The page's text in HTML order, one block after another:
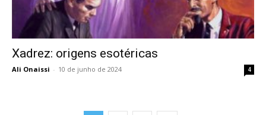
Xadrez: origens esotéricas
Ali Onaissi - 10 de junho de 2024 4